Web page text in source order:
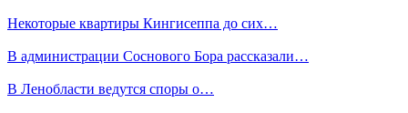
Некоторые квартиры Кингисеппа до сих…
В администрации Соснового Бора рассказали…
В Ленобласти ведутся споры о…